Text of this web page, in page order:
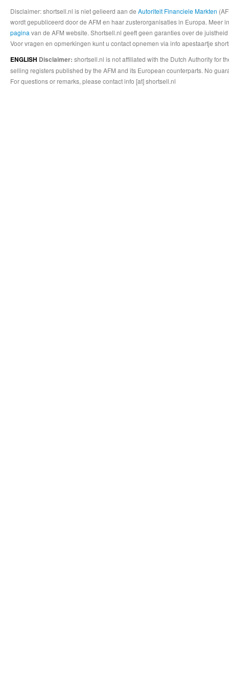
Disclaimer: shortsell.nl is niet gelieerd aan de Autoriteit Financiele Markten
wordt gepubliceerd door de AFM en haar zusterorganisaties in Europa.
pagina van de AFM website. Shortsell.nl geeft geen garanties over de
Voor vragen en opmerkingen kunt u contact opnemen via info apestaartje
ENGLISH Disclaimer: shortsell.nl is not affiliated with the Dutch Authority for
selling registers published by the AFM and its European counterparts. No
For questions or remarks, please contact info [at] shortsell.nl